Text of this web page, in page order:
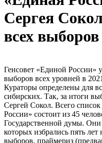
Сергея
всех
Генсовет «Единой России»
выборов всех уровней в
Кураторы определены для
сибирских. Так, за итоги
Сергей Сокол. Всего
России» состоит из 45
Государственной думы. Они
которых избрались пять лет
выборов, праймериз